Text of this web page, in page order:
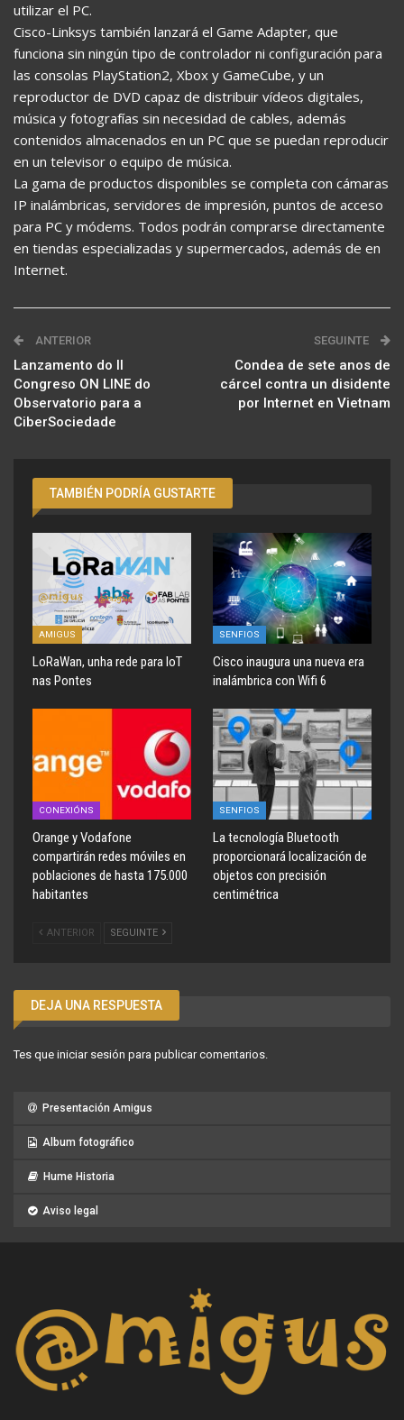
utilizar el PC.
Cisco-Linksys también lanzará el Game Adapter, que
funciona sin ningún tipo de controlador ni configuración para
las consolas PlayStation2, Xbox y GameCube, y un
reproductor de DVD capaz de distribuir vídeos digitales,
música y fotografías sin necesidad de cables, además
contenidos almacenados en un PC que se puedan reproducir
en un televisor o equipo de música.
La gama de productos disponibles se completa con cámaras
IP inalámbricas, servidores de impresión, puntos de acceso
para PC y módems. Todos podrán comprarse directamente
en tiendas especializadas y supermercados, además de en
Internet.
ANTERIOR
Lanzamento do II
Congreso ON LINE do
Observatorio para a
CiberSociedade
SEGUINTE
Condea de sete anos de
cárcel contra un disidente
por Internet en Vietnam
TAMBIÉN PODRÍA GUSTARTE
AMIGUS
LoRaWan, unha rede para IoT
nas Pontes
SENFIOS
Cisco inaugura una nueva era
inalámbrica con Wifi 6
CONEXIÓNS
Orange y Vodafone
compartirán redes móviles en
poblaciones de hasta 175.000
habitantes
SENFIOS
La tecnología Bluetooth
proporcionará localización de
objetos con precisión
centimétrica
ANTERIOR SEGUINTE
DEJA UNA RESPUESTA
Tes que iniciar sesión para publicar comentarios.
Presentación Amigus
Album fotográfico
Hume Historia
Aviso legal